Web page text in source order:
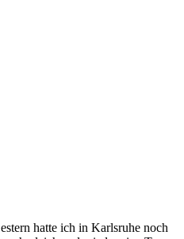
hatte ich in Karlsruhe noch